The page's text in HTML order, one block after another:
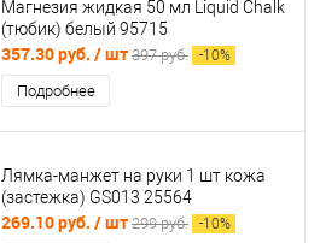
Магнезия жидкая 50 мл Liquid Chalk
(тюбик) белый 95715
357.30 руб. / шт 397 руб. -10%
Подробнее
Лямка-манжет на руки 1 шт кожа
(застежка) GS013 25564
269.10 руб. / шт 299 руб. -10%